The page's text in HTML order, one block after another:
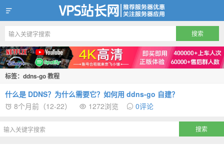
VPS站长网
标签：ddns-go 教程
什么是 DDNS？为什么需要它？如何用 ddns-go 自建？
8个月前（12-22）
1272浏览 0评论